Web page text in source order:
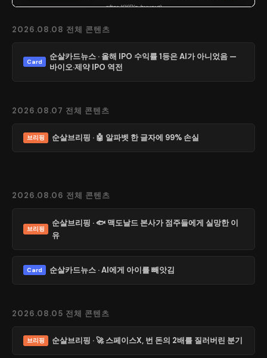
2026.08.08 전체 콘텐츠
Card
순살카드뉴스 · 올해 IPO 수익률 1등은 AI가 아니었음 —
바이오·제약 IPO 역전
2026.08.07 전체 콘텐츠
브리핑 순살브리핑 · 🤖 알파벳 한 글자에 99% 손실
2026.08.06 전체 콘텐츠
브리핑
순살브리핑 · 🐟 맥도날드 본사가 점주들에게 실망한 이
유
Card 순살카드뉴스 · AI에게 아이를 빼앗김
2026.08.05 전체 콘텐츠
브리핑 순살브리핑 · 🚀 스페이스X, 번 돈의 2배를 질러버린 분기